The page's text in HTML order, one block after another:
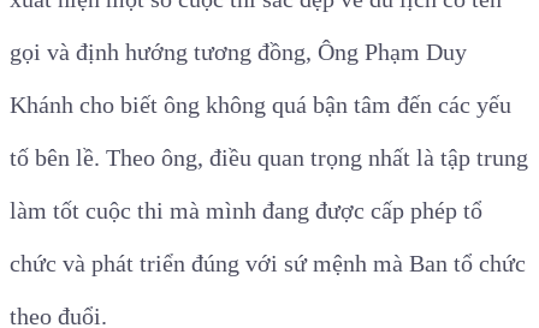
gọi và định hướng tương đồng, Ông Phạm Duy
Khánh cho biết ông không quá bận tâm đến các yếu
tố bên lề. Theo ông, điều quan trọng nhất là tập trung
làm tốt cuộc thi mà mình đang được cấp phép tổ
chức và phát triển đúng với sứ mệnh mà Ban tổ chức
theo đuổi.